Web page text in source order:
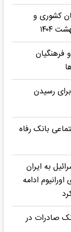
کشوری و
فرهنگیان
رسیدن
بانک رفاه
به ایران
اورانیوم ادامه
صادرات در